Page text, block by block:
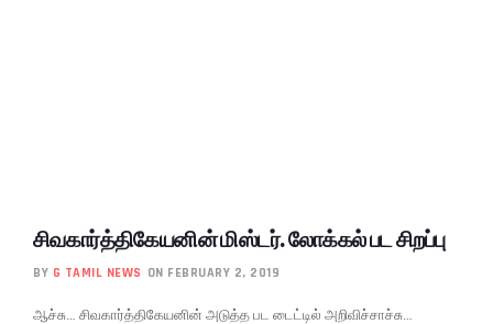
சிவகார்த்திகேயனின் மிஸ்டர். லோக்கல் பட சிறப்பு
BY G TAMIL NEWS ON FEBRUARY 2, 2019
ஆச்சு… சிவகார்த்திகேயனின் அடுத்த பட டைட்டில் அறிவிச்சாச்சு…